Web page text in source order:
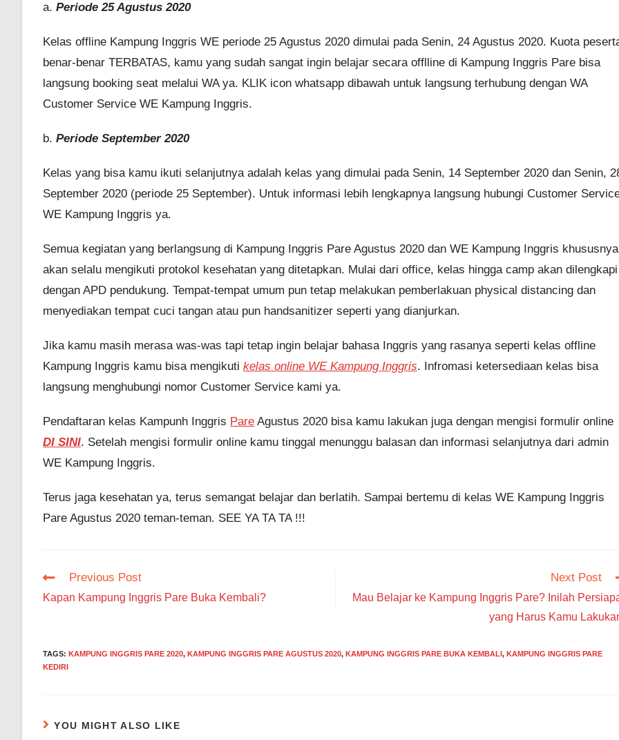
a. Periode 25 Agustus 2020
Kelas offline Kampung Inggris WE periode 25 Agustus 2020 dimulai pada Senin, 24 Agustus 2020. Kuota
benar-benar TERBATAS, kamu yang sudah sangat ingin belajar secara offlline di Kampung Inggris Pare bisa
langsung booking seat melalui WA ya. KLIK icon whatsapp dibawah untuk langsung terhubung dengan WA
Customer Service WE Kampung Inggris.
b. Periode September 2020
Kelas yang bisa kamu ikuti selanjutnya adalah kelas yang dimulai pada Senin, 14 September 2020 dan Senin,
September 2020 (periode 25 September). Untuk informasi lebih lengkapnya langsung hubungi Customer
WE Kampung Inggris ya.
Semua kegiatan yang berlangsung di Kampung Inggris Pare Agustus 2020 dan WE Kampung Inggris khususnya
akan selalu mengikuti protokol kesehatan yang ditetapkan. Mulai dari office, kelas hingga camp akan dilengkapi
dengan APD pendukung. Tempat-tempat umum pun tetap melakukan pemberlakuan physical distancing dan
menyediakan tempat cuci tangan atau pun handsanitizer seperti yang dianjurkan.
Jika kamu masih merasa was-was tapi tetap ingin belajar bahasa Inggris yang rasanya seperti kelas offline
Kampung Inggris kamu bisa mengikuti kelas online WE Kampung Inggris. Infromasi ketersediaan kelas bisa
langsung menghubungi nomor Customer Service kami ya.
Pendaftaran kelas Kampunh Inggris Pare Agustus 2020 bisa kamu lakukan juga dengan mengisi formulir online
DI SINI. Setelah mengisi formulir online kamu tinggal menunggu balasan dan informasi selanjutnya dari admin
WE Kampung Inggris.
Terus jaga kesehatan ya, terus semangat belajar dan berlatih. Sampai bertemu di kelas WE Kampung Inggris
Pare Agustus 2020 teman-teman. SEE YA TA TA !!!
Read
articles
Previous Post
Kapan Kampung Inggris Pare Buka Kembali?
Next Post
Mau Belajar ke Kampung Inggris Pare? Inilah
yang Harus Kamu
TAGS: KAMPUNG INGGRIS PARE 2020, KAMPUNG INGGRIS PARE AGUSTUS 2020, KAMPUNG INGGRIS PARE BUKA KEMBALI, KAMPUNG INGGRIS PARE
KEDIRI
YOU MIGHT ALSO LIKE